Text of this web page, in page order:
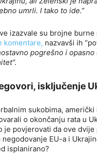
umrli. I tako to ide.”
izazvale su brojne
komentare, nazvavši ih
pogrešno i
isključenje
sukobima,
o okončanju rata u
je povjerovati da ove
negodovanje EU-a i
isplanirano?